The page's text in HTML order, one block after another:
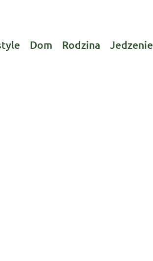
Dom Rodzina Jedzenie